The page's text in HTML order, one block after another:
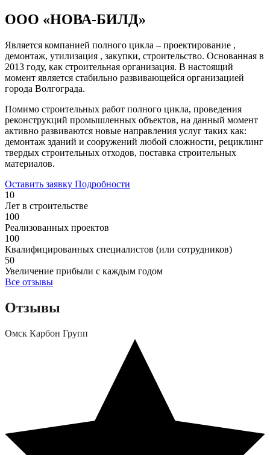
ООО «НОВА-БИЛД»
Является компанией полного цикла – проектирование ,
демонтаж, утилизация , закупки, строительство. Основанная в
2013 году, как строительная организация. В настоящий
момент является стабильно развивающейся организацией
города Волгограда.
Помимо строительных работ полного цикла, проведения
реконструкций промышленных объектов, на данный момент
активно развиваются новые направления услуг таких как:
демонтаж зданий и сооружений любой сложности, рециклинг
твердых строительных отходов, поставка строительных
материалов.
Оставить заявку Подробности
10
Лет в строительстве
100
Реализованных проектов
100
Квалифицированных специалистов (или сотрудников)
50
Увеличение прибыли с каждым годом
Все отзывы
Отзывы
Омск Карбон Групп